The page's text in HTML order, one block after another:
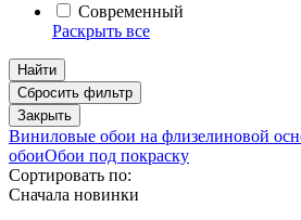
Современный
Раскрыть все
Найти
Сбросить фильтр
Закрыть
Виниловые обои на флизелиновой
обоиОбои под покраску
Сортировать по:
Сначала новинки